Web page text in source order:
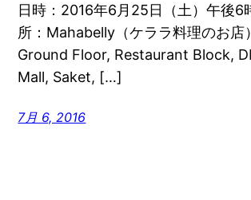
日時：2016年6月25日（土）午後6
所：Mahabelly（ケララ料理のお
Ground Floor, Restaurant Block,
Mall, Saket, […]
7月 6, 2016